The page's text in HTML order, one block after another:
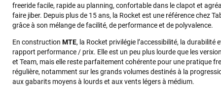
freeride facile, rapide au planning, confortable dans le clapot et
faire jiber. Depuis plus de 15 ans, la Rocket est une référence chez
grâce à son mélange de facilité, de performance et de polyvalence.
En construction MTE, la Rocket privilégie l’accessibilité, la durabilité
rapport performance / prix. Elle est un peu plus lourde que les
et Team, mais elle reste parfaitement cohérente pour une pratique
régulière, notamment sur les grands volumes destinés à la
aux gabarits moyens à lourds et aux vents légers à médium.